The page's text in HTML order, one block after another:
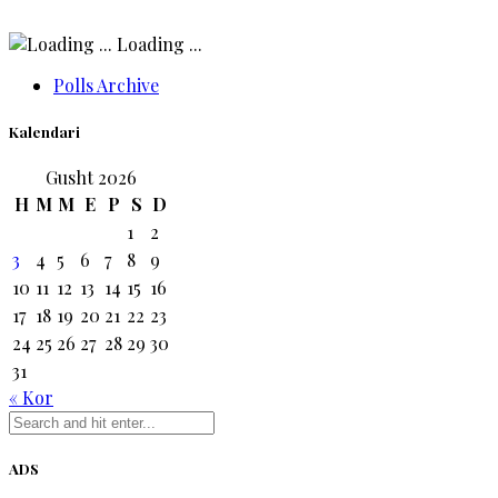
Loading ...
Polls Archive
Kalendari
Gusht 2026
H M M E P S D
1
2
3
4 5 6 7 8
9
10 11 12 13 14 15 16
17 18 19 20 21 22 23
24 25 26 27 28 29 30
31
« Kor
ADS